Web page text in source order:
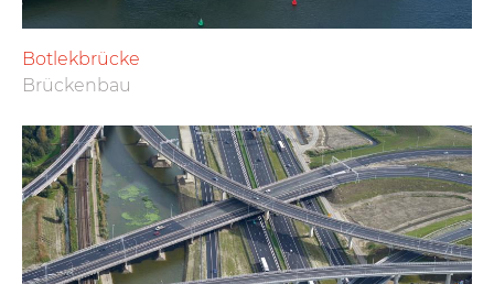
Botlekbrücke
Brückenbau